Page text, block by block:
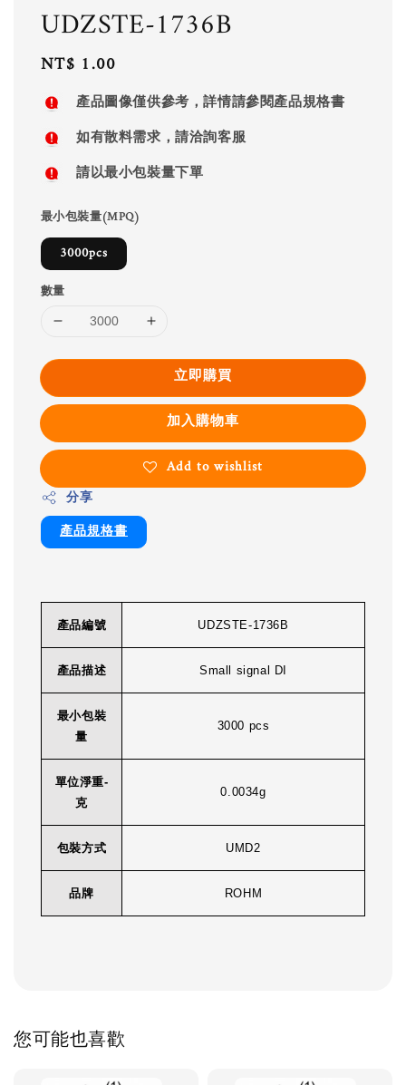
UDZSTE-1736B
Regular
price
NT$ 1.00
產品圖像僅供參考，詳情請參閱產品規格書
如有散料需求，請洽詢客服
請以最小包裝量下單
最小包裝量(MPQ)
3000pcs
數量
立即購買
加入購物車
Add to wishlist
分享
產品規格書
產品編號 UDZSTE-1736B
產品描述 Small signal DI
最小包裝
量
3000 pcs
單位淨重-
克
0.0034g
包裝方式 UMD2
品牌 ROHM
您可能也喜歡